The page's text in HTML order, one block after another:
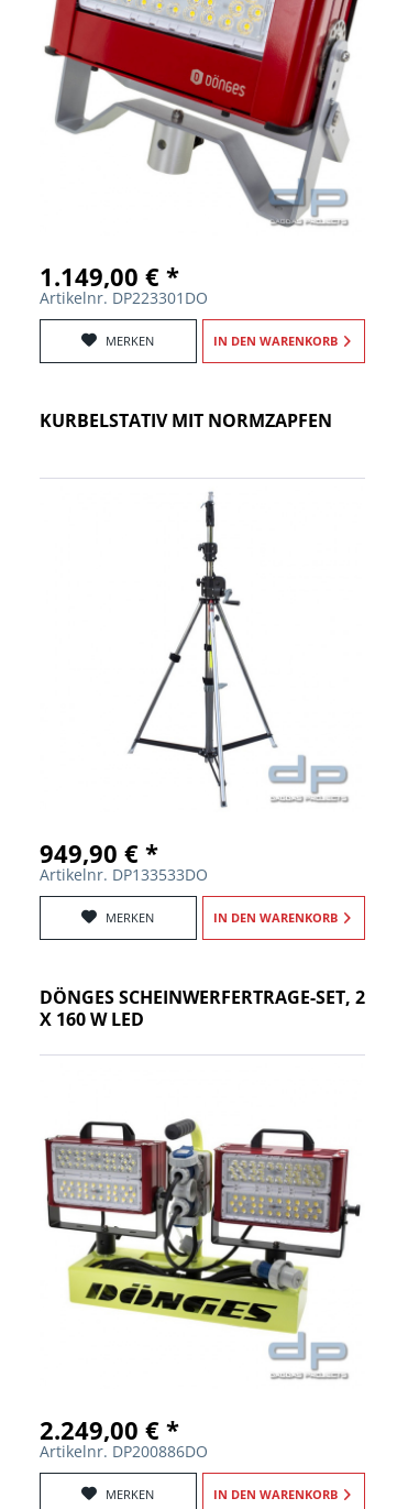
1.149,00 € *
Artikelnr. DP223301DO
MERKEN IN DEN WARENKORB
KURBELSTATIV MIT NORMZAPFEN
949,90 € *
Artikelnr. DP133533DO
MERKEN IN DEN WARENKORB
DÖNGES SCHEINWERFERTRAGE-SET, 2
X 160 W LED
2.249,00 € *
Artikelnr. DP200886DO
MERKEN IN DEN WARENKORB